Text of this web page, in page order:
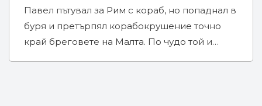
Павел пътувал за Рим с кораб, но попаднал в
буря и претърпял корабокрушение точно
край бреговете на Малта. По чудо той и…